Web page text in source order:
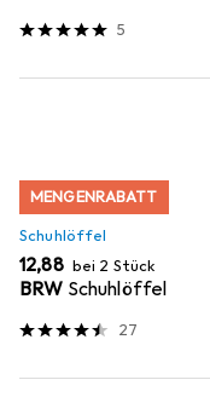
5
MENGENRABATT
Schuhlöffel
EUR
12,88 bei 2 Stück
BRW Schuhlöffel
27